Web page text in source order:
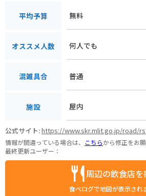
平均予算 無料
オススメ人数 何人でも
混雑具合 普通
施設 屋内
公式サイト:https://www.skr.mlit.go.jp/road/
情報が間違っている場合は、 こちらから修正をお願
最終更新ユーザー：
周辺の飲食店を
食べログで地図が表示され